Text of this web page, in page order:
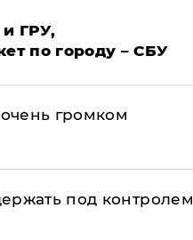
ГРУ,
по городу – СБУ
громком
под контролем